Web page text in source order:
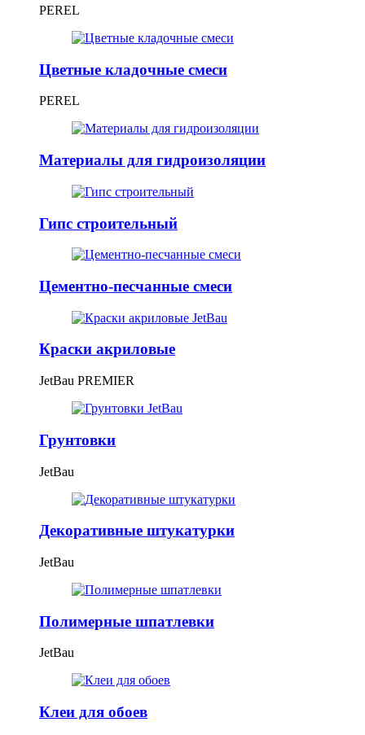
PEREL
Цветные кладочные смеси
PEREL
Материалы для гидроизоляции
Гипс строительный
Цементно-песчанные смеси
Краски акриловые
JetBau PREMIER
Грунтовки
JetBau
Декоративные штукатурки
JetBau
Полимерные шпатлевки
JetBau
Клеи для обоев